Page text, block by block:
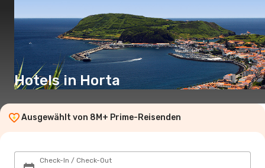
Hotels in Horta
Ausgewählt von 8M+ Prime-Reisenden
Check-In / Check-Out